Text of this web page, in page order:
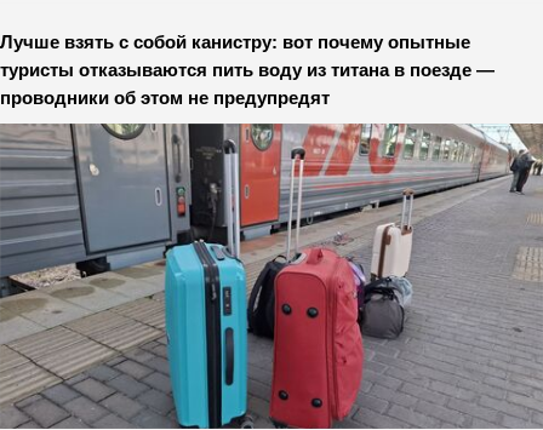
Лучше взять с собой канистру: вот почему опытные
туристы отказываются пить воду из титана в поезде —
проводники об этом не предупредят